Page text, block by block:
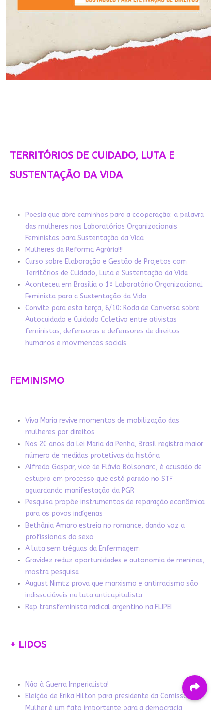
TERRITÓRIOS DE CUIDADO, LUTA E
SUSTENTAÇÃO DA VIDA
Poesia que abre caminhos para a cooperação: a palavra
das mulheres nos Laboratórios Organizacionais
Feministas para Sustentação da Vida
Mulheres da Reforma Agrária!!!
Curso sobre Elaboração e Gestão de Projetos com
Territórios de Cuidado, Luta e Sustentação da Vida
Aconteceu em Brasília o 1º Laboratório Organizacional
Feminista para a Sustentação da Vida
Convite para esta terça, 8/10: Roda de Conversa sobre
Autocuidado e Cuidado Coletivo entre ativistas
feministas, defensoras e defensores de direitos
humanos e movimentos sociais
FEMINISMO
Viva Maria revive momentos de mobilização das
mulheres por direitos
Nos 20 anos da Lei Maria da Penha, Brasil registra maior
número de medidas protetivas da história
Alfredo Gaspar, vice de Flávio Bolsonaro, é acusado de
estupro em processo que está parado no STF
aguardando manifestação da PGR
Pesquisa propõe instrumentos de reparação econômica
para os povos indígenas
Bethânia Amaro estreia no romance, dando voz a
profissionais do sexo
A luta sem tréguas da Enfermagem
Gravidez reduz oportunidades e autonomia de meninas,
mostra pesquisa
August Nimtz prova que marxismo e antirracismo são
indissociáveis na luta anticapitalista
Rap transfeminista radical argentino na FLIPEI
+ LIDOS
Não à Guerra Imperialista!
Eleição de Erika Hilton para presidente da Comissão da
Mulher é um fato importante para a democracia